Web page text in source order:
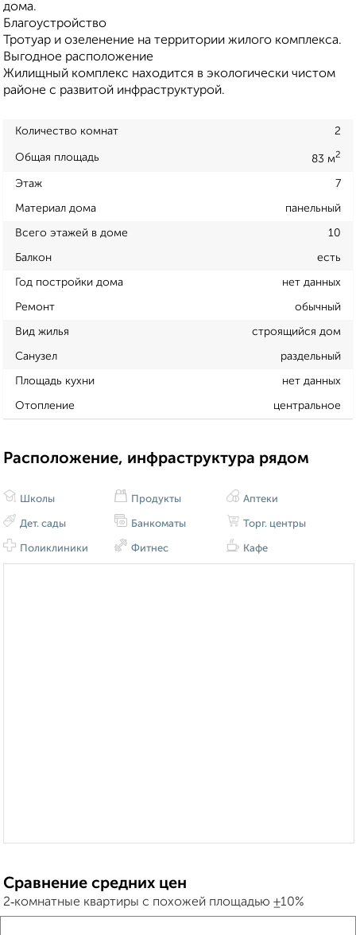
дома.
Благоустройство
Тротуар и озеленение на территории жилого комплекса.
Выгодное расположение
Жилищный комплекс находится в экологически чистом
районе с развитой инфраструктурой.
Количество комнат 2
Общая площадь 83 м2
Этаж 7
Материал дома панельный
Всего этажей в доме 10
Балкон есть
Год постройки дома нет данных
Ремонт обычный
Вид жилья строящийся дом
Санузел раздельный
Площадь кухни нет данных
Отопление центральное
Расположение, инфраструктура рядом
Школы
Дет. сады
Поликлиники
Продукты
Банкоматы
Фитнес
Аптеки
Торг. центры
Кафе
Сравнение средних цен
2‑комнатные квартиры с похожей площадью ±10%